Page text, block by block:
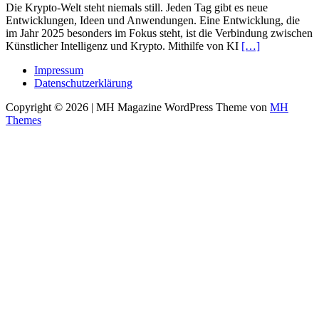
Die Krypto-Welt steht niemals still. Jeden Tag gibt es neue
Entwicklungen, Ideen und Anwendungen. Eine Entwicklung, die
im Jahr 2025 besonders im Fokus steht, ist die Verbindung zwischen
Künstlicher Intelligenz und Krypto. Mithilfe von KI […]
Impressum
Datenschutzerklärung
Copyright © 2026 | MH Magazine WordPress Theme von MH
Themes